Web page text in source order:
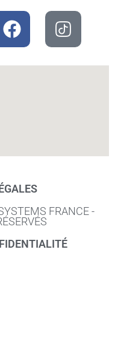
FRANCE -